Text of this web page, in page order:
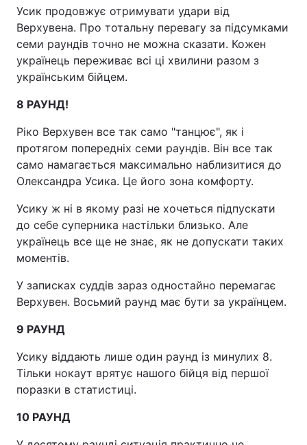
Усик продовжує отримувати удари від
Верхувена. Про тотальну перевагу за підсумками
семи раундів точно не можна сказати. Кожен
українець переживає всі ці хвилини разом з
українським бійцем.
8 РАУНД!
Ріко Верхувен все так само "танцює", як і
протягом попередніх семи раундів. Він все так
само намагається максимально наблизитися до
Олександра Усика. Це його зона комфорту.
Усику ж ні в якому разі не хочеться підпускати
до себе суперника настільки близько. Але
українець все ще не знає, як не допускати таких
моментів.
У записках суддів зараз одностайно перемагає
Верхувен. Восьмий раунд має бути за українцем.
9 РАУНД
Усику віддають лише один раунд із минулих 8.
Тільки нокаут врятує нашого бійця від першої
поразки в статистиці.
10 РАУНД